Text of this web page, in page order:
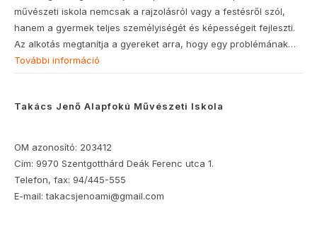
művészeti iskola nemcsak a rajzolásról vagy a festésről szól,
hanem a gyermek teljes személyiségét és képességeit fejleszti.
Az alkotás megtanítja a gyereket arra, hogy egy problémának…
További információ
Takács Jenő Alapfokú Művészeti Iskola
OM azonosító: 203412
Cím: 9970 Szentgotthárd Deák Ferenc utca 1.
Telefon, fax: 94/445-555
E-mail: takacsjenoami@gmail.com